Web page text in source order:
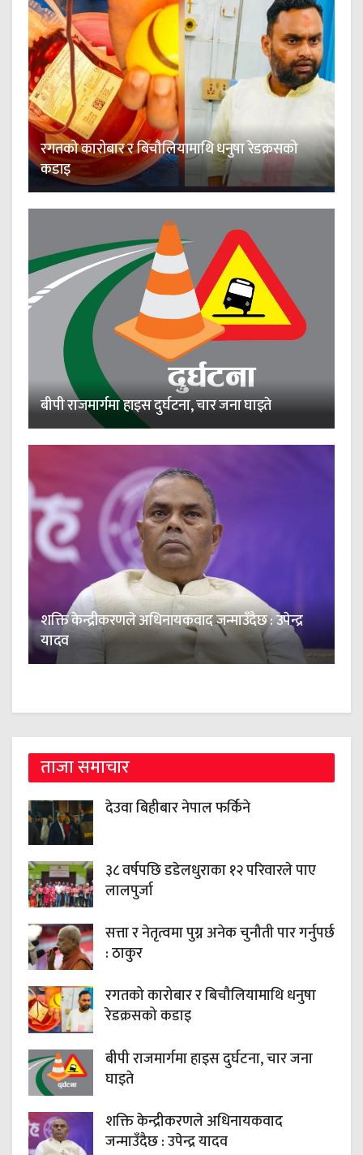
रगतको कारोबार र बिचौलियामाथि धनुषा रेडक्रसको
कडाइ
बीपी राजमार्गमा हाइस दुर्घटना, चार जना घाइते
शक्ति केन्द्रीकरणले अधिनायकवाद जन्माउँदैछ : उपेन्द्र
यादव
ताजा समाचार
देउवा बिहीबार नेपाल फर्किने
३८ वर्षपछि डडेलधुराका १२ परिवारले पाए
लालपुर्जा
सत्ता र नेतृत्वमा पुग्न अनेक चुनौती पार गर्नुपर्छ
: ठाकुर
रगतको कारोबार र बिचौलियामाथि धनुषा
रेडक्रसको कडाइ
बीपी राजमार्गमा हाइस दुर्घटना, चार जना
घाइते
शक्ति केन्द्रीकरणले अधिनायकवाद
जन्माउँदैछ : उपेन्द्र यादव